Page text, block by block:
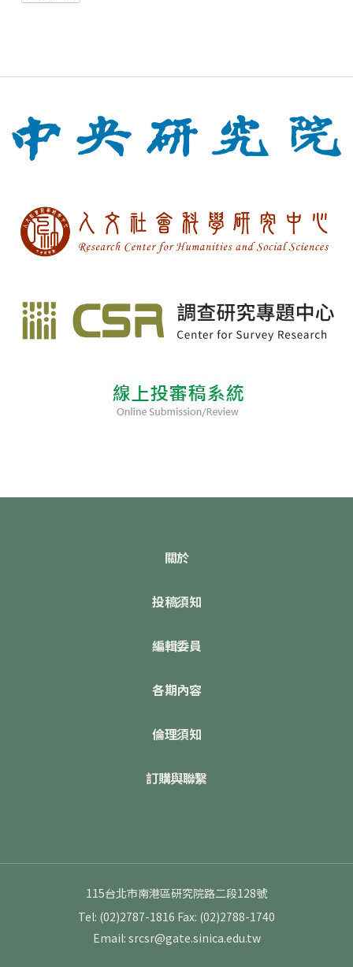
關於
投稿須知
編輯委員
各期內容
倫理須知
訂購與聯繫
115台北市南港區研究院路二段128號
Tel: (02)2787-1816 Fax: (02)2788-1740
Email: srcsr@gate.sinica.edu.tw